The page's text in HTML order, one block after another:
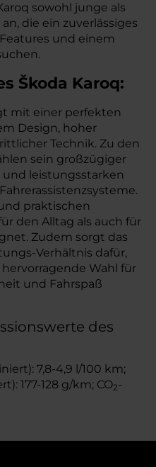
sowohl junge als
die ein zuverlässiges
und einem
Škoda Karoq:
mit einer perfekten
Design, hoher
Technik. Zu den
sein großzügiger
leistungsstarken
praktischen
den Alltag als auch für
Zudem sorgt das
Verhältnis dafür,
Wahl für
und Fahrspaß
des
7,8-4,9 l/100 km;
177-128 g/km; CO2-